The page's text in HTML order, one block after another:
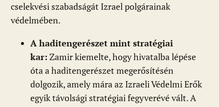
cselekvési szabadságát Izrael polgárainak
védelmében.
A haditengerészet mint stratégiai
kar: Zamir kiemelte, hogy hivatalba lépése
óta a haditengerészet megerősítésén
dolgozik, amely mára az Izraeli Védelmi Erők
egyik távolsági stratégiai fegyverévé vált. A